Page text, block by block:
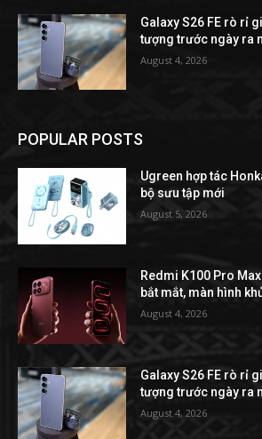
Galaxy S26 FE rò rỉ
tượng trước ngày ra
August 4, 2026
POPULAR POSTS
Ugreen hợp tác
bộ sưu tập mới
August 5, 2026
Redmi K100 Pro
bắt mắt, màn hình
August 4, 2026
Galaxy S26 FE rò rỉ
tượng trước ngày ra
August 4, 2026